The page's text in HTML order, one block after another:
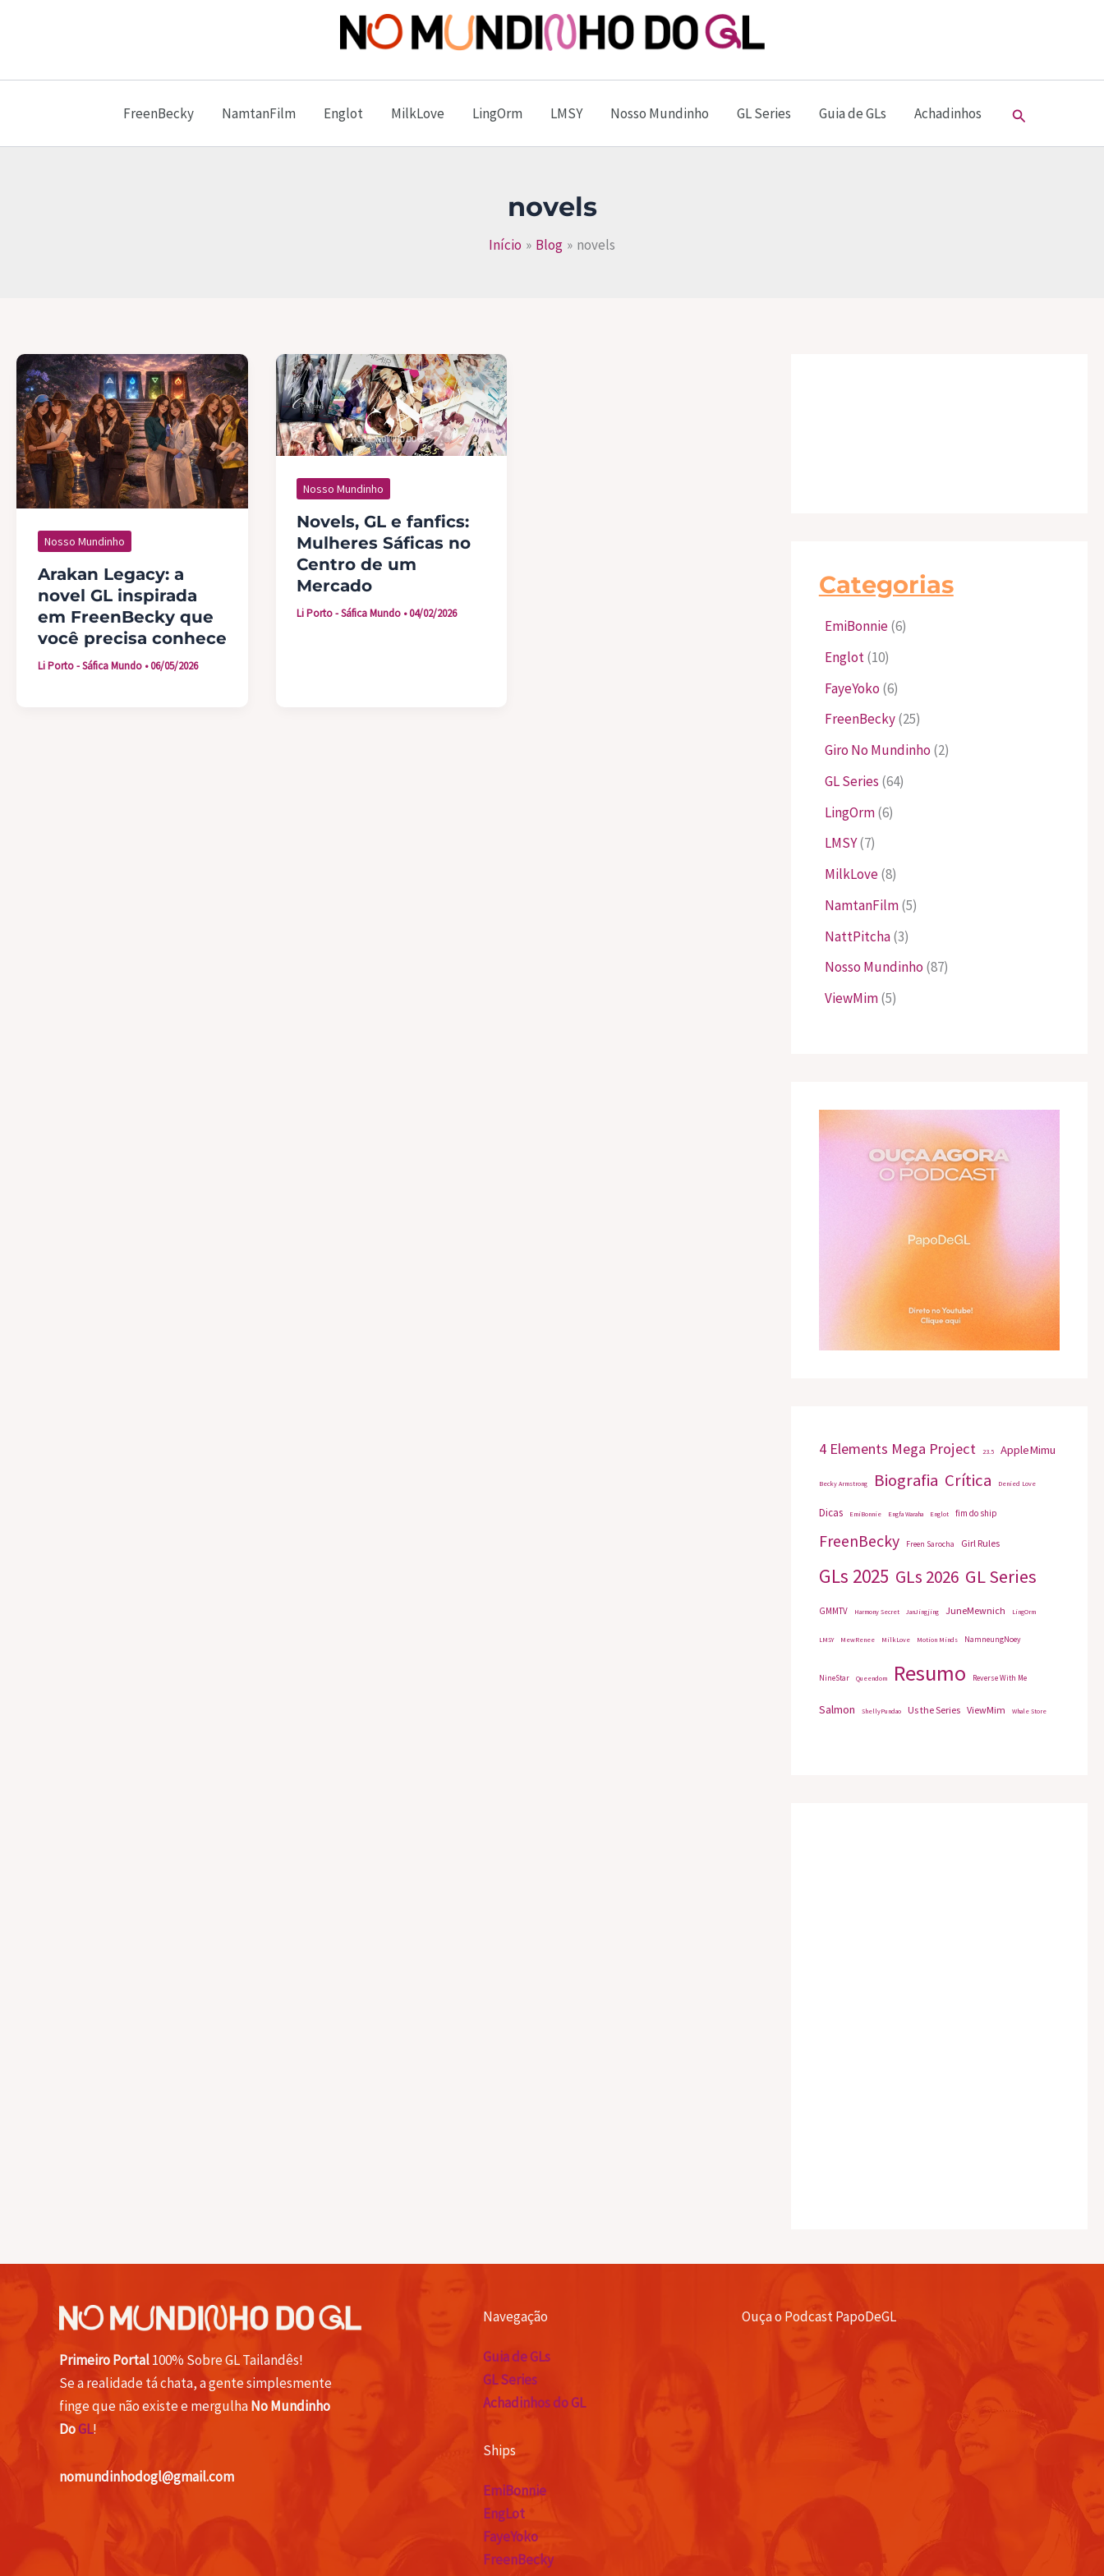
conteúdo
FreenBecky NamtanFilm Englot MilkLove LingOrm LMSY Nosso Mundinho GL Series Guia de GLs Achadinhos Pesquisar
novels
Início Blog novels
Nosso Mundinho
Arakan Legacy: a
novel GL inspirada
em FreenBecky que
você precisa conhece
Li Porto - Sáfica Mundo •06/05/2026
Nosso Mundinho
Novels, GL e fanfics:
Mulheres Sáficas no
Centro de um
Mercado
Li Porto - Sáfica Mundo •04/02/2026
Categorias
EmiBonnie(6)
Englot(10)
FayeYoko (6)
FreenBecky(25)
Giro No Mundinho (2)
GL Series (64)
LingOrm(6)
LMSY(7)
MilkLove(8)
NamtanFilm(5)
NattPitcha(3)
Nosso Mundinho (87)
ViewMim(5)
4 Elements Mega Project 23.5 AppleMimu
Becky Armstrong Biografia Crítica Denied Love
Dicas EmiBonnie Engfa Waraha Englot fim do ship
FreenBecky Freen Sarocha Girl Rules
GLs 2025 GLs 2026 GL Series
GMMTV Harmony Secret JanJingjing JuneMewnich LingOrm
LMSY MewRenee MilkLove Motion Minds NamneungNoey
NineStar Queendom Resumo Reverse With Me
Salmon ShellyPundao Us the Series ViewMim Whale Store
Primeiro Portal100% Sobre GL Tailandês!
Se a realidade tá chata, a gente simplesmente
finge que não existe e mergulhaNo Mundinho
DoGL!
nomundinhodogl@gmail.com
Navegação
Guia de GLs
GL Series
Achadinhos do GL
Ships
EmiBonnie
EngLot
FayeYoko
FreenBecky
Ouça o Podcast PapoDeGL